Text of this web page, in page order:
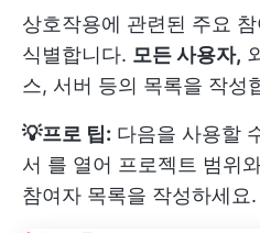
상호작용에 관련된 주요
식별합니다. 모든 사용자,
스, 서버 등의 목록을 작성
💡프로 팁: 다음을 사용할
서 를 열어 프로젝트 범위
참여자 목록을 작성하세요.